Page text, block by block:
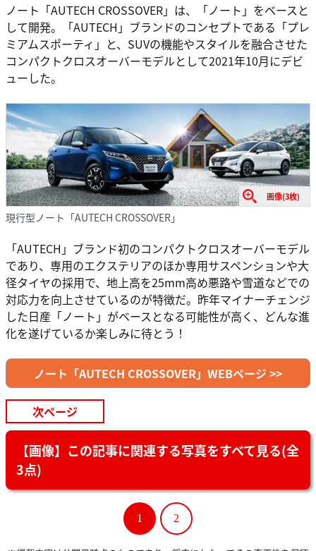
ノート「AUTECH CROSSOVER」は、「ノート」をベースと
して開発。「AUTECH」ブランドのコンセプトである「プレ
ミアムスポーティ」と、SUVの機能やスタイルを融合させた
コンパクトクロスオーバーモデルとして2021年10月にデビ
ューした。
画像(3枚)
現行型ノート「AUTECH CROSSOVER」
「AUTECH」ブランド初のコンパクトクロスオーバーモデル
であり、専用のエクステリアのほか専用サスペンションや大
径タイヤの採用で、地上高を25mm高め悪路や雪道などでの
対応力を向上させているのが特徴だ。昨年マイナーチェンジ
した日産「ノート」がベースとなる可能性が高く、どんな進
化を遂げているか楽しみに待とう！
ノート「AUTECH CROSSOVER」WEBページ >>
次ページ
【画像】この記事に関連する写真をすべて見る(全
3点)
1 2